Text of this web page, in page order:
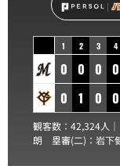
1 2 3 4
0 0 0 0
0
1 0 0
観客数：42,324人｜
朗 塁審(二)： 岩下